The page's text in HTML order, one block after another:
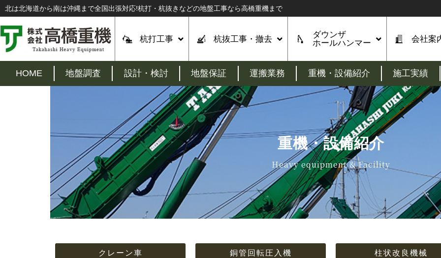
北は北海道から南は沖縄まで全国出張対応!杭打・杭抜きなどの地盤工事なら高橋重機まで
杭打工事 杭抜工事・撤去
ダウンザ
ホールハンマー
会社案
HOME 地盤調査 設計・検討 地盤保証 運搬業務 重機・設備紹介 施工実績
重機・設備紹介
Heavy equipment & Facility
クレーン車 銅管回転圧入機 柱状改良機械